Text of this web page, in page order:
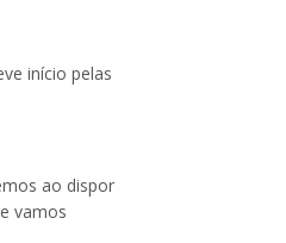
início pelas
ao dispor
vamos